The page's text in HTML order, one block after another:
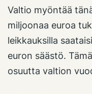
Valtio myöntää
miljoonaa euroa
leikkauksilla
euron säästö.
osuutta valtion